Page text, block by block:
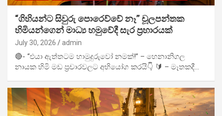
“ගිහියන්ට සිවුරු පොරෙව්වේ නෑ” චූලපන්තක
හිමියන්ගෙන් මාධ්‍ය හමුවේදී සැර ප්‍රහාරයක්
July 30, 2026 admin
🔴- “එයා ඇත්තටම හාමුදුරුවෝ නමක්!” – හෙනානිගල
නායක හිමි මඩ ප්‍රචාරවලට අභියෝග කරයි👇 🔰 – මෑතකදී…